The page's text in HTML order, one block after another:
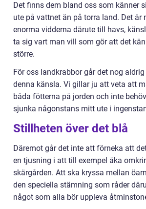
Det finns dem bland oss som känner
ute på vattnet än på torra land. Det är
enorma vidderna därute till havs,
ta sig vart man vill som gör att det
större.
För oss landkrabbor går det nog
denna känsla. Vi gillar ju att veta att
båda fötterna på jorden och inte
sjunka någonstans mitt ute i
Stillheten över det blå
Däremot går det inte att förneka att
en tjusning i att till exempel åka
skärgården. Att ska kryssa mellan
den speciella stämning som råder
något som alla bör uppleva